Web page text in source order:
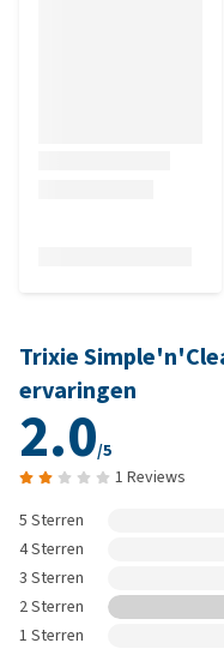
Trixie
ervaringen
2.0/5
1 Reviews
5 Sterren
4 Sterren
3 Sterren
2 Sterren
1 Sterren